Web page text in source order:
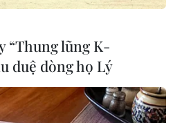
nguyên liệu
chip
“Thung lũng K-
duệ dòng họ Lý